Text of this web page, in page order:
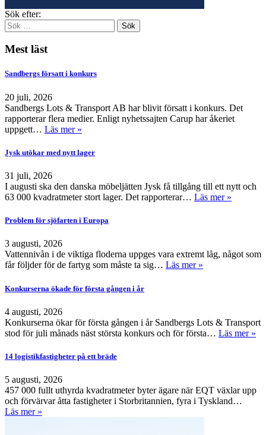
Sök efter:
Mest läst
Sandbergs försatt i konkurs
20 juli, 2026
Sandbergs Lots & Transport AB har blivit försatt i konkurs. Det
rapporterar flera medier. Enligt nyhetssajten Carup har åkeriet
uppgett… Läs mer »
Jysk utökar med nytt lager
31 juli, 2026
I augusti ska den danska möbeljätten Jysk få tillgång till ett nytt och
63 000 kvadratmeter stort lager. Det rapporterar… Läs mer »
Problem för sjöfarten i Europa
3 augusti, 2026
Vattennivån i de viktiga floderna uppges vara extremt låg, något som
får följder för de fartyg som måste ta sig… Läs mer »
Konkurserna ökade för första gången i år
4 augusti, 2026
Konkurserna ökar för första gången i år Sandbergs Lots & Transport
stod för juli månads näst största konkurs och för första… Läs mer »
14 logistikfastigheter på ett bräde
5 augusti, 2026
457 000 fullt uthyrda kvadratmeter byter ägare när EQT växlar upp
och förvärvar åtta fastigheter i Storbritannien, fyra i Tyskland…
Läs mer »